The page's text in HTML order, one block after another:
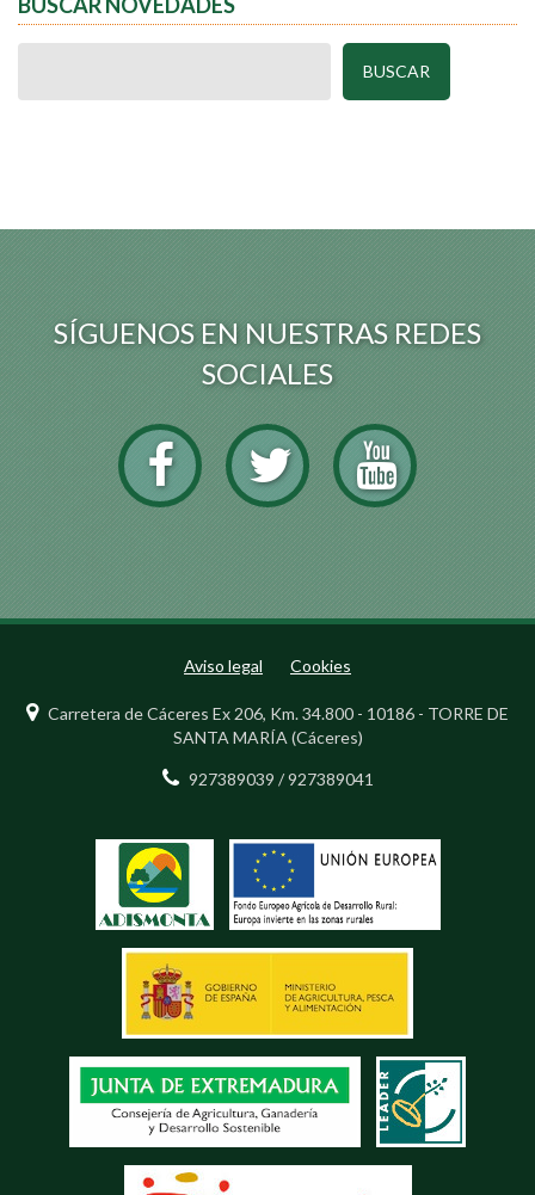
SÍGUENOS EN NUESTRAS REDES
SOCIALES
Aviso legal Cookies
Carretera de Cáceres Ex 206, Km. 34.800 - 10186 - TORRE DE
SANTA MARÍA (Cáceres)
927389039 / 927389041